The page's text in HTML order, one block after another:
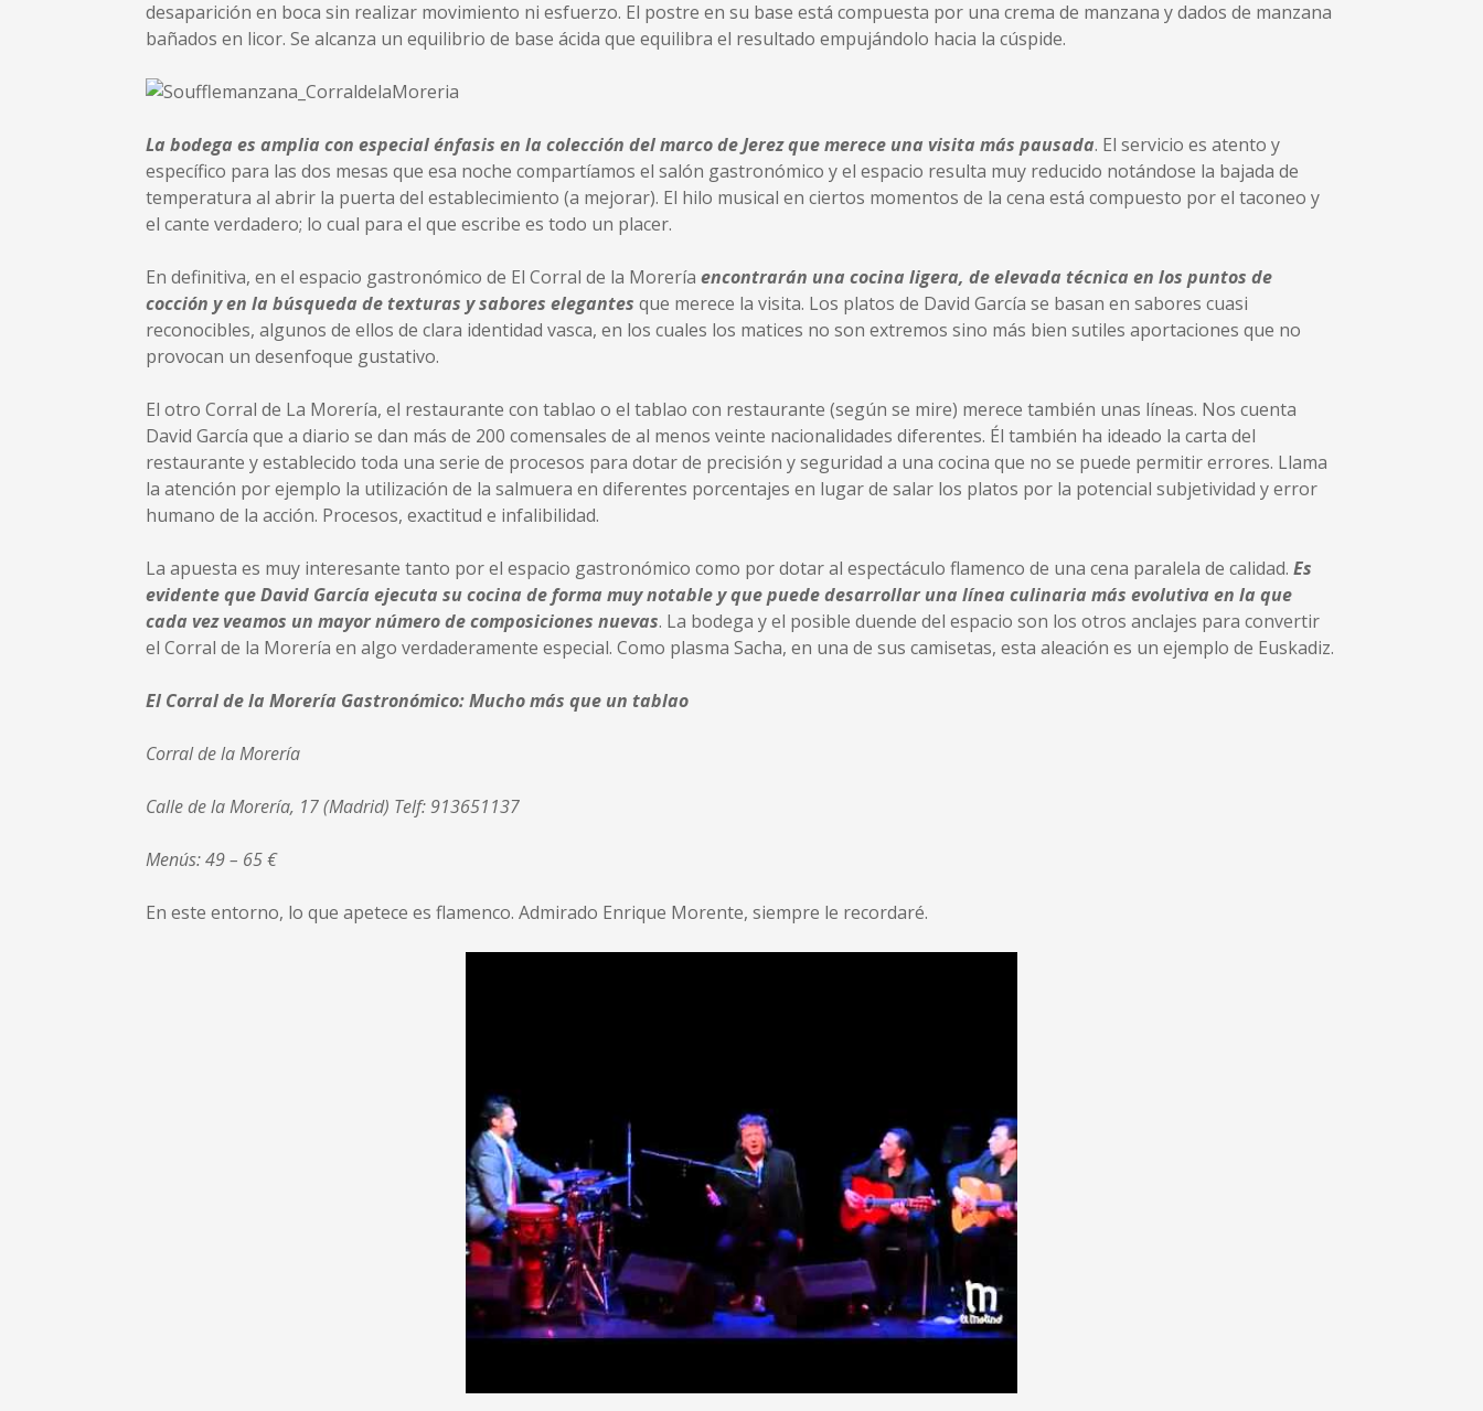
desaparición en boca sin realizar movimiento ni esfuerzo. El postre en su base está compuesta por una crema de manzana y dados de manzana
bañados en licor. Se alcanza un equilibrio de base ácida que equilibra el resultado empujándolo hacia la cúspide.
La bodega es amplia con especial énfasis en la colección del marco de Jerez que merece una visita más pausada. El servicio es atento y
específico para las dos mesas que esa noche compartíamos el salón gastronómico y el espacio resulta muy reducido notándose la bajada de
temperatura al abrir la puerta del establecimiento (a mejorar). El hilo musical en ciertos momentos de la cena está compuesto por el taconeo y
el cante verdadero; lo cual para el que escribe es todo un placer.
En definitiva, en el espacio gastronómico de El Corral de la Morería encontrarán una cocina ligera, de elevada técnica en los puntos de
cocción y en la búsqueda de texturas y sabores elegantes que merece la visita. Los platos de David García se basan en sabores cuasi
reconocibles, algunos de ellos de clara identidad vasca, en los cuales los matices no son extremos sino más bien sutiles aportaciones que no
provocan un desenfoque gustativo.
El otro Corral de La Morería, el restaurante con tablao o el tablao con restaurante (según se mire) merece también unas líneas. Nos cuenta
David García que a diario se dan más de 200 comensales de al menos veinte nacionalidades diferentes. Él también ha ideado la carta del
restaurante y establecido toda una serie de procesos para dotar de precisión y seguridad a una cocina que no se puede permitir errores. Llama
la atención por ejemplo la utilización de la salmuera en diferentes porcentajes en lugar de salar los platos por la potencial subjetividad y error
humano de la acción. Procesos, exactitud e infalibilidad.
La apuesta es muy interesante tanto por el espacio gastronómico como por dotar al espectáculo flamenco de una cena paralela de calidad. Es
evidente que David García ejecuta su cocina de forma muy notable y que puede desarrollar una línea culinaria más evolutiva en la que
cada vez veamos un mayor número de composiciones nuevas. La bodega y el posible duende del espacio son los otros anclajes para convertir
el Corral de la Morería en algo verdaderamente especial. Como plasma Sacha, en una de sus camisetas, esta aleación es un ejemplo de Euskadiz.
El Corral de la Morería Gastronómico: Mucho más que un tablao
Corral de la Morería
Calle de la Morería, 17 (Madrid) Telf: 913651137
Menús: 49 – 65 €
En este entorno, lo que apetece es flamenco. Admirado Enrique Morente, siempre le recordaré.